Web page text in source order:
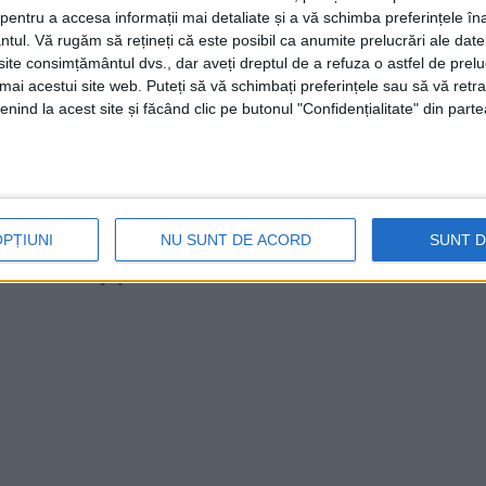
a accesa informații mai detaliate și a vă schimba preferințele
Vă rugăm să rețineți că este posibil ca anumite prelucrări ale
consimțământul dvs., dar aveți dreptul de a refuza o astfel de
acestui site web. Puteți să vă schimbați preferințele sau să vă
la acest site și făcând clic pe butonul "Confidențialitate" din
NU SUNT DE ACORD SUNT
pentru optimizarea transportului
de 51,77 milioane lei, atribuit spre
propriu-zis va fi compus dintr-o structură
P+1, adăpostind casa de bilete (ticketing
sanitare. Adiacent, vor fi amenajate
vechii intersecţii dinPiaţa Republiciişi
includ şi reamenajarea trotuarelor, a
de tip park&ride cu 29 de locuri.